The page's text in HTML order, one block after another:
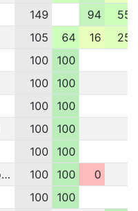
149 94
55
105 64 16
25
100
100
100
100
100
100
100
100
100
100
Sebastian Dominik Paszkowski 100 100
0
100
100